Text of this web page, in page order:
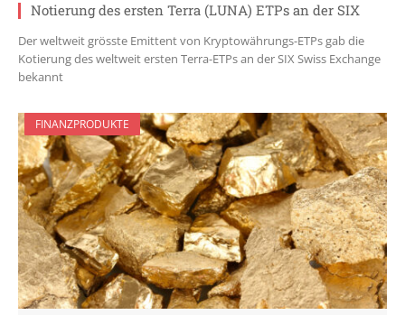
Notierung des ersten Terra (LUNA) ETPs an der SIX
Der weltweit grösste Emittent von Kryptowährungs-ETPs gab die
Kotierung des weltweit ersten Terra-ETPs an der SIX Swiss Exchange
bekannt
FINANZPRODUKTE